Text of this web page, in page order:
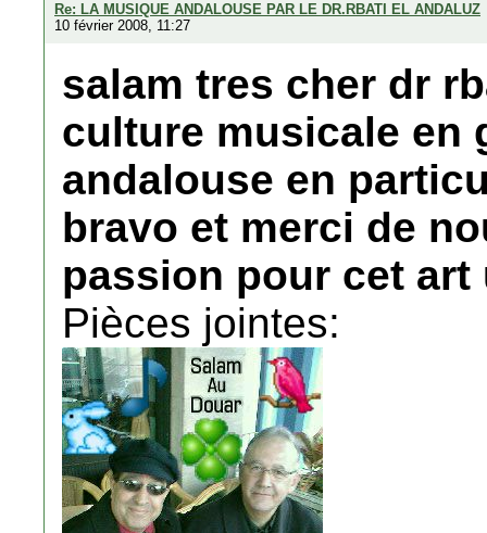
Re: LA MUSIQUE ANDALOUSE PAR LE DR.RBATI EL ANDALUZ
10 février 2008, 11:27
salam tres cher dr
culture musicale en
andalouse en
bravo et merci de
passion pour cet
Pièces jointes: